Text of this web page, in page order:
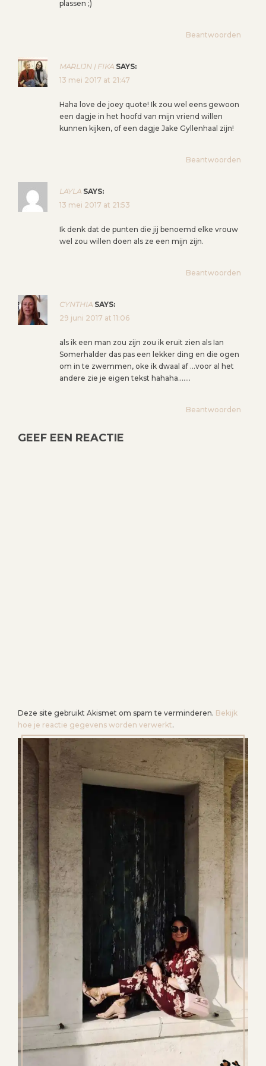
plassen ;)
Beantwoorden
MARLIJN | FIKA SAYS:
13 mei 2017 at 21:47
Haha love de joey quote! Ik zou wel eens gewoon
een dagje in het hoofd van mijn vriend willen
kunnen kijken, of een dagje Jake Gyllenhaal zijn!
Beantwoorden
LAYLA SAYS:
13 mei 2017 at 21:53
Ik denk dat de punten die jij benoemd elke vrouw
wel zou willen doen als ze een mijn zijn.
Beantwoorden
CYNTHIA SAYS:
29 juni 2017 at 11:06
als ik een man zou zijn zou ik eruit zien als Ian
Somerhalder das pas een lekker ding en die ogen
om in te zwemmen, oke ik dwaal af …voor al het
andere zie je eigen tekst hahaha…….
Beantwoorden
GEEF EEN REACTIE
Deze site gebruikt Akismet om spam te verminderen. Bekijk
hoe je reactie gegevens worden verwerkt.